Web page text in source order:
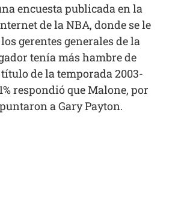
encuesta publicada en la
de la NBA, donde se le
gerentes generales de la
tenía más hambre de
de la temporada 2003-
respondió que Malone, por
a Gary Payton.